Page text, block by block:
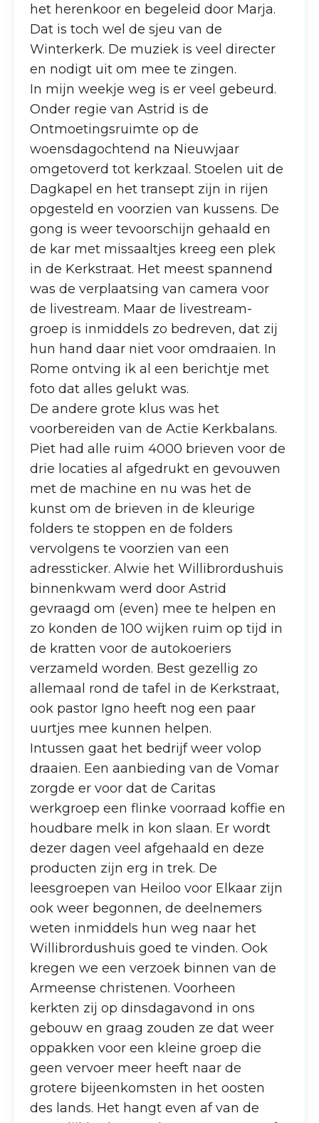
het herenkoor en begeleid door Marja.
Dat is toch wel de sjeu van de
Winterkerk. De muziek is veel directer
en nodigt uit om mee te zingen.
In mijn weekje weg is er veel gebeurd.
Onder regie van Astrid is de
Ontmoetingsruimte op de
woensdagochtend na Nieuwjaar
omgetoverd tot kerkzaal. Stoelen uit de
Dagkapel en het transept zijn in rijen
opgesteld en voorzien van kussens. De
gong is weer tevoorschijn gehaald en
de kar met missaaltjes kreeg een plek
in de Kerkstraat. Het meest spannend
was de verplaatsing van camera voor
de livestream. Maar de livestream-
groep is inmiddels zo bedreven, dat zij
hun hand daar niet voor omdraaien. In
Rome ontving ik al een berichtje met
foto dat alles gelukt was.
De andere grote klus was het
voorbereiden van de Actie Kerkbalans.
Piet had alle ruim 4000 brieven voor de
drie locaties al afgedrukt en gevouwen
met de machine en nu was het de
kunst om de brieven in de kleurige
folders te stoppen en de folders
vervolgens te voorzien van een
adressticker. Alwie het Willibrordushuis
binnenkwam werd door Astrid
gevraagd om (even) mee te helpen en
zo konden de 100 wijken ruim op tijd in
de kratten voor de autokoeriers
verzameld worden. Best gezellig zo
allemaal rond de tafel in de Kerkstraat,
ook pastor Igno heeft nog een paar
uurtjes mee kunnen helpen.
Intussen gaat het bedrijf weer volop
draaien. Een aanbieding van de Vomar
zorgde er voor dat de Caritas
werkgroep een flinke voorraad koffie en
houdbare melk in kon slaan. Er wordt
dezer dagen veel afgehaald en deze
producten zijn erg in trek. De
leesgroepen van Heiloo voor Elkaar zijn
ook weer begonnen, de deelnemers
weten inmiddels hun weg naar het
Willibrordushuis goed te vinden. Ook
kregen we een verzoek binnen van de
Armeense christenen. Voorheen
kerkten zij op dinsdagavond in ons
gebouw en graag zouden ze dat weer
oppakken voor een kleine groep die
geen vervoer meer heeft naar de
grotere bijeenkomsten in het oosten
des lands. Het hangt even af van de